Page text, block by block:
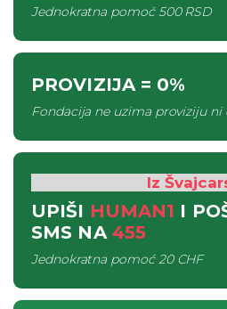
Jednokratna pomoć500 RSD
PROVIZIJA= 0%
Fondacija ne uzima proviziju ni
Iz
UPIŠI HUMAN1 I
SMS NA 455
Jednokratna pomoć20 CHF